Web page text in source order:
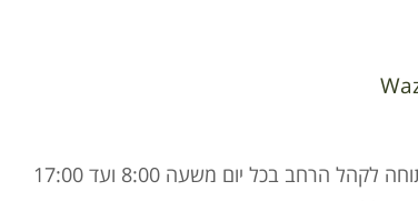
חנות המשק פתוחה לקהל הרחב בכל יום משעה 8:00 ועד 17:00